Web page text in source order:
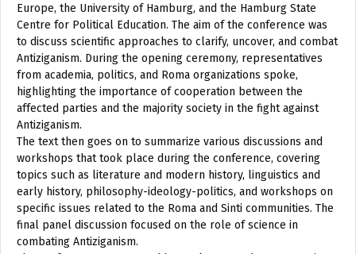
Europe, the University of Hamburg, and the Hamburg State
Centre for Political Education. The aim of the conference was
to discuss scientific approaches to clarify, uncover, and combat
Antiziganism. During the opening ceremony, representatives
from academia, politics, and Roma organizations spoke,
highlighting the importance of cooperation between the
affected parties and the majority society in the fight against
Antiziganism.
The text then goes on to summarize various discussions and
workshops that took place during the conference, covering
topics such as literature and modern history, linguistics and
early history, philosophy-ideology-politics, and workshops on
specific issues related to the Roma and Sinti communities. The
final panel discussion focused on the role of science in
combating Antiziganism.